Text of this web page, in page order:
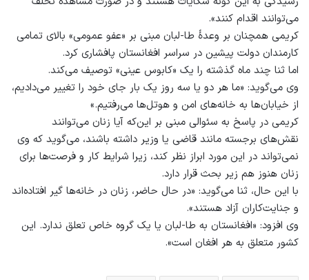
می‌توانند اقدام کنند‌».‌
کریمی همچنان بر وعدۀ طا-لبان مبنی بر «عفو عمومی» بالای تمامی
کارمندان دولت پیشین در سراسر افغانستان پافشاری کرد.
اما ثنا چند ماه گذشته را یک «کابوس عینی» توصیف می‌کند.
وی می‌گوید:‌ «ما هر دو یا سه روز یک بار جای خود را تغییر می‌دادیم،
از خیابان‌ها به خانه‌های امن و هوتل‌ها می‌رفتیم.»‌
کریمی در پاسخ به سئوالی مبنی بر این‌که آیا زنان می‌توانند
نقش‌های برجسته مانند قاضی یا وزیر داشته باشند، می‌گوید که وی
نمی‌تواند در این مورد ابراز نظر کند، زیرا شرایط کار و فرصت‌ها برای
زنان هنوز هم زیر بحث قرار دارد.
با این حال، ثنا می‌گوید: «در حال حاضر، زنان در خانه‌ها گیر افتاده‌اند
و جنایت‌کاران آزاد هستند».
وی افزود: «افغانستان به طا-لبان یا یک گروه خاص تعلق ندارد. این
کشور متعلق به هر افغان است‌».